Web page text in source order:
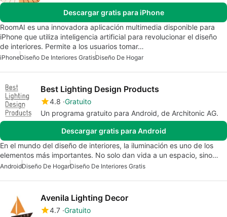
Descargar gratis para iPhone
RoomAI es una innovadora aplicación multimedia disponible para
iPhone que utiliza inteligencia artificial para revolucionar el diseño
de interiores. Permite a los usuarios tomar…
iPhoneDiseño De Interiores GratisDiseño De Hogar
Best Lighting Design Products
4.8 Gratuito
Un programa gratuito para Android, de Architonic AG.
Descargar gratis para Android
En el mundo del diseño de interiores, la iluminación es uno de los
elementos más importantes. No solo dan vida a un espacio, sino…
AndroidDiseño De HogarDiseño De Interiores Gratis
Avenila Lighting Decor
4.7 Gratuito